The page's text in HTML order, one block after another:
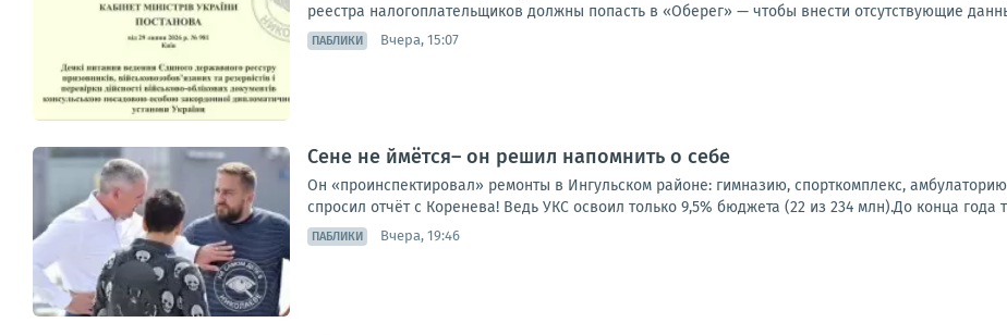
реестра налогоплательщиков должны попасть в «Оберег» — чтобы внести отсутствующие
ПАБЛИКИ Вчера, 15:07
Сене не ймётся– он решил напомнить о себе
Он «проинспектировал» ремонты в Ингульском районе: гимназию, спорткомплекс,
спросил отчёт с Коренева! Ведь УКС освоил только 9,5% бюджета (22 из 234 млн).До конца года
ПАБЛИКИ Вчера, 19:46